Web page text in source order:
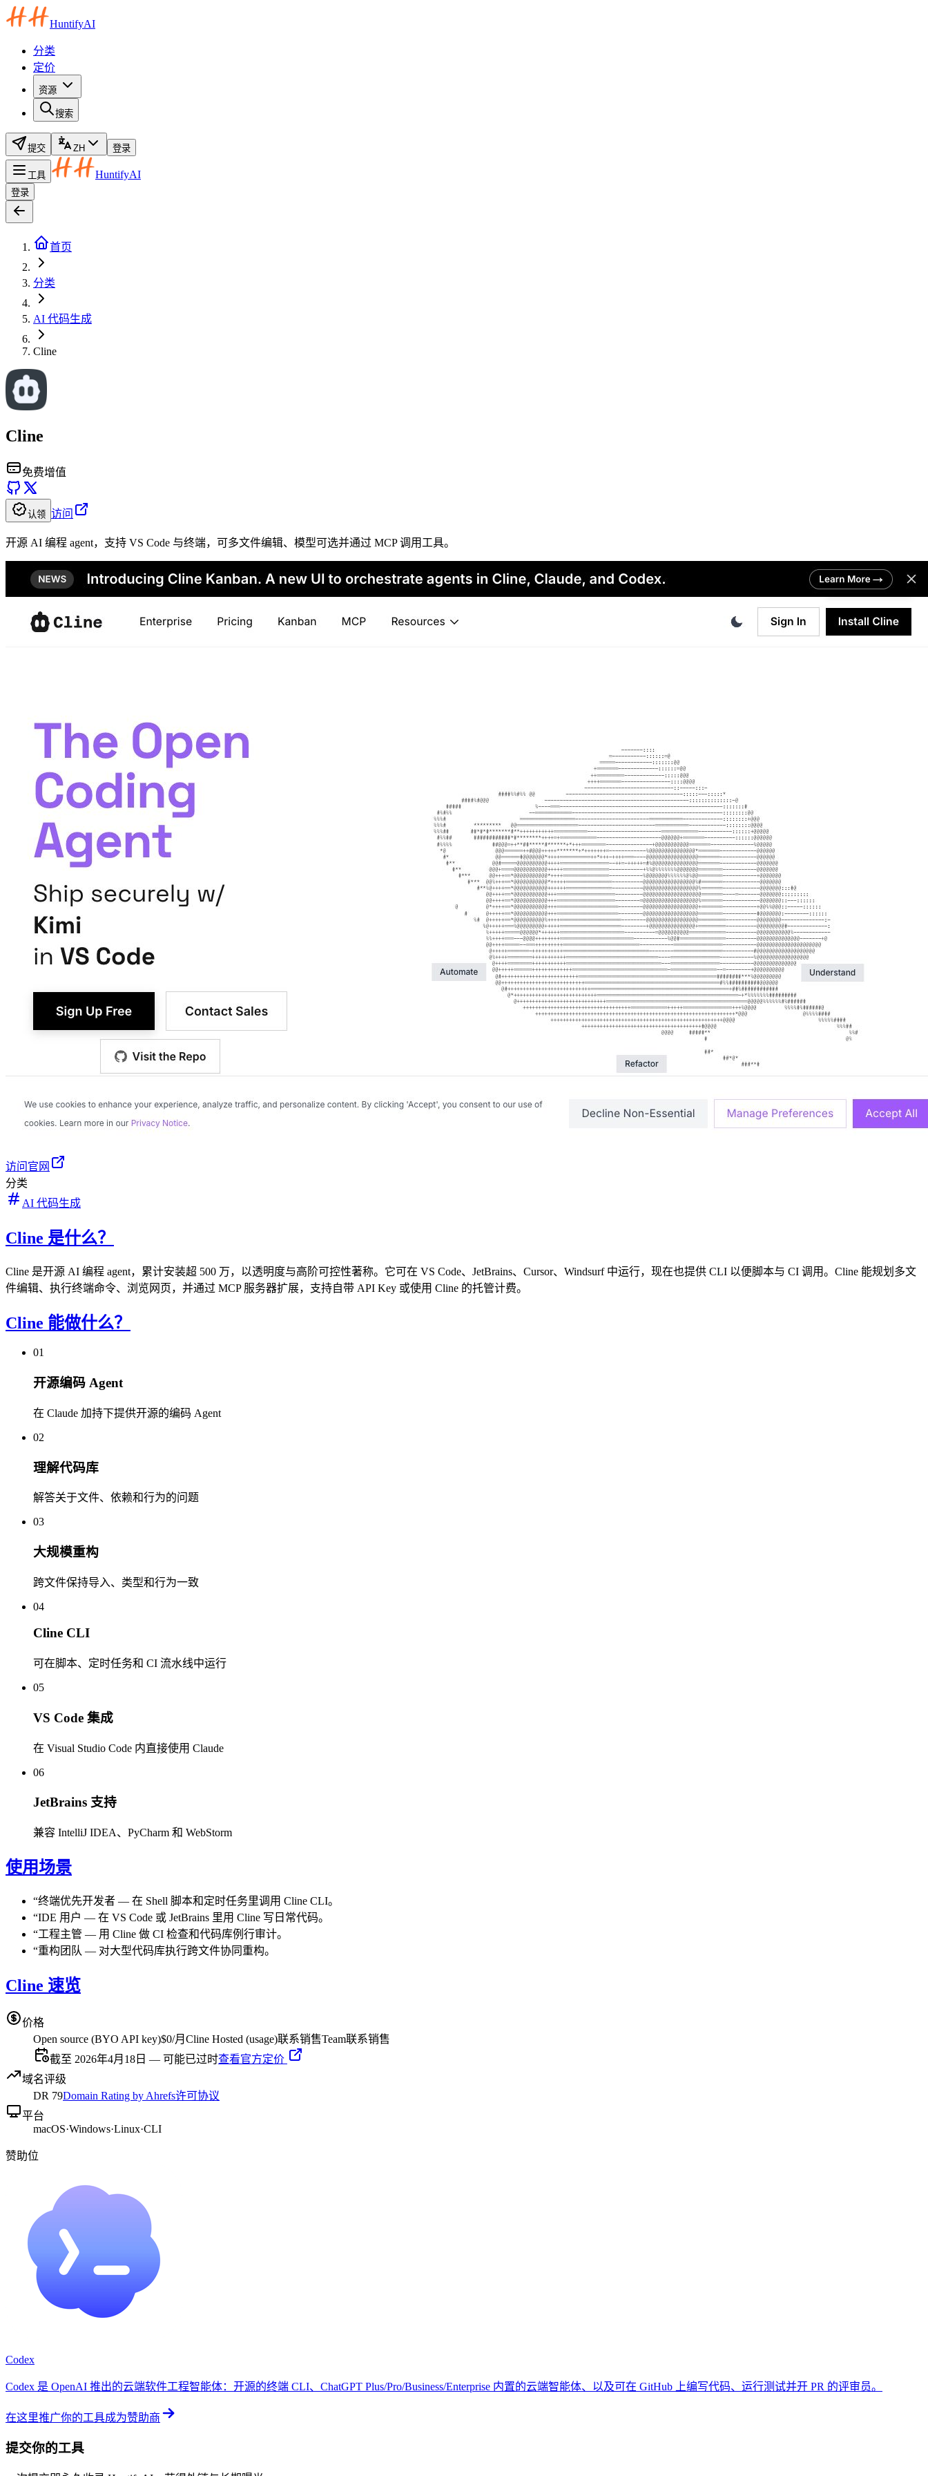
HuntifyAI
分类
定价
资源
搜索
提交 ZH 登录
工具 HuntifyAI
登录
首页
分类
AI 代码生成
Cline
Cline
免费增值
认领 访问
开源 AI 编程 agent，支持 VS Code 与终端，可多文件编辑、模型可选并通过 MCP 调用工具。
访问官网
分类
AI 代码生成
Cline 是什么？
Cline 是开源 AI 编程 agent，累计安装超 500 万，以透明度与高阶可控性著称。它可在 VS Code、JetBrains、Cursor、Windsurf 中运行，现在也提供 CLI 以便脚本与 CI 调用。Cline 能规划多文
件编辑、执行终端命令、浏览网页，并通过 MCP 服务器扩展，支持自带 API Key 或使用 Cline 的托管计费。
Cline 能做什么？
01
开源编码 Agent
在 Claude 加持下提供开源的编码 Agent
02
理解代码库
解答关于文件、依赖和行为的问题
03
大规模重构
跨文件保持导入、类型和行为一致
04
Cline CLI
可在脚本、定时任务和 CI 流水线中运行
05
VS Code 集成
在 Visual Studio Code 内直接使用 Claude
06
JetBrains 支持
兼容 IntelliJ IDEA、PyCharm 和 WebStorm
使用场景
“终端优先开发者 — 在 Shell 脚本和定时任务里调用 Cline CLI。
“IDE 用户 — 在 VS Code 或 JetBrains 里用 Cline 写日常代码。
“工程主管 — 用 Cline 做 CI 检查和代码库例行审计。
“重构团队 — 对大型代码库执行跨文件协同重构。
Cline 速览
价格
Open source (BYO API key)$0/月 Cline Hosted (usage)联系销售Team联系销售
截至 2026年4月18日 — 可能已过时查看官方定价
域名评级
DR 79Domain Rating by Ahrefs许可协议
平台
macOS·Windows·Linux·CLI
赞助位
Codex
Codex 是 OpenAI 推出的云端软件工程智能体：开源的终端 CLI、ChatGPT Plus/Pro/Business/Enterprise 内置的云端智能体、以及可在 GitHub 上编写代码、运行测试并开 PR 的评审员。
在这里推广你的工具成为赞助商
提交你的工具